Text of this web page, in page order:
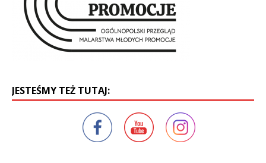
JESTEŚMY TEŻ TUTAJ: